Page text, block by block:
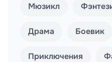
Мюзикл
Драма Боевик
Приключения